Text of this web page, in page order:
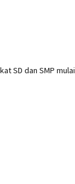
SD dan SMP mulai